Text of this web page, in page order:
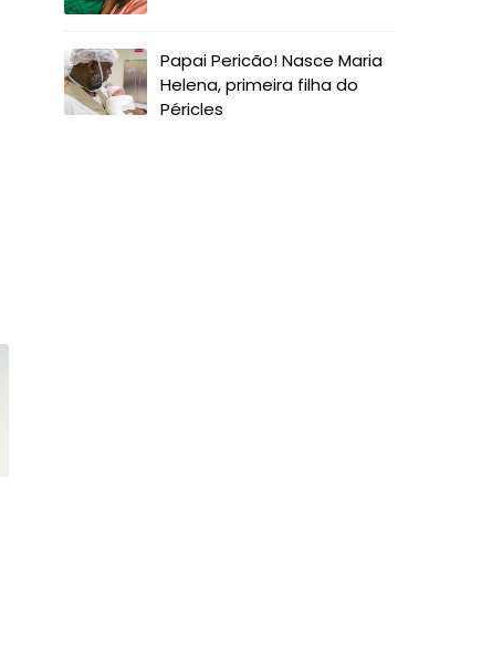
Papai Pericão! Nasce Maria
Helena, primeira filha do
Péricles